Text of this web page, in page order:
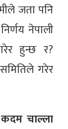
जता पनि
नेपाली
हुन्छ र?
गरेर
चाल्ला